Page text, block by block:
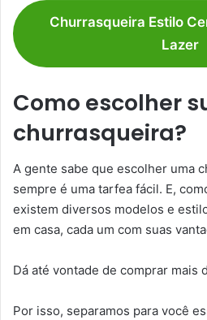
Churrasqueira Estilo
Lazer
Como escolher
churrasqueira?
A gente sabe que escolher uma
sempre é uma tarfea fácil. E,
existem diversos modelos e
em casa, cada um com suas
Dá até vontade de comprar mais
Por isso, separamos para você